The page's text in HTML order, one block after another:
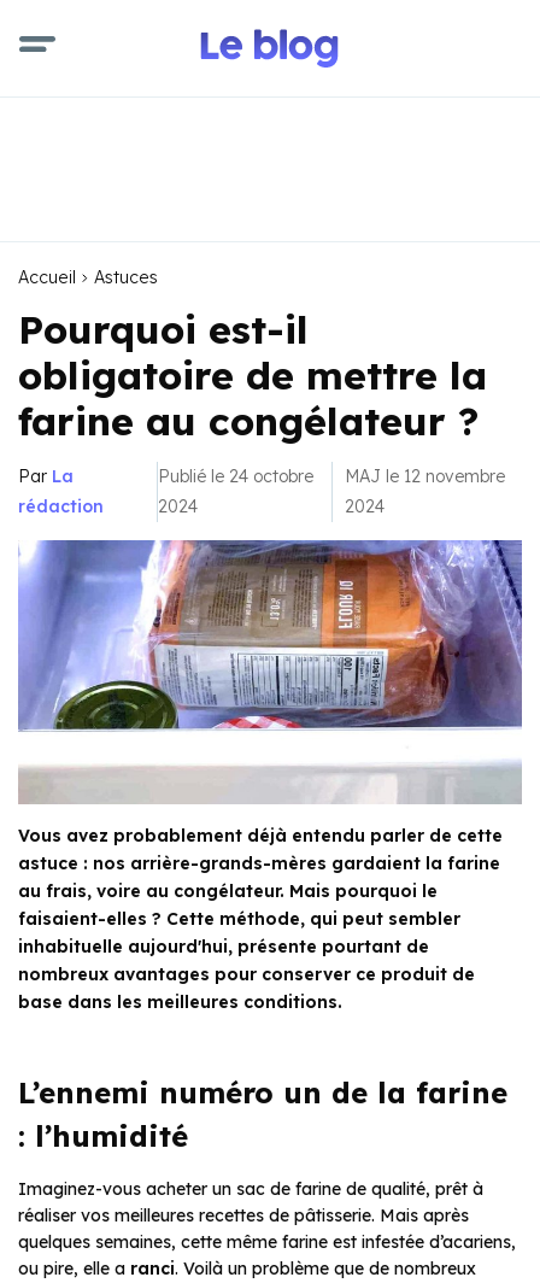
Accueil Astuces
Pourquoi est-il
obligatoire de mettre la
farine au congélateur ?
Par La
rédaction
Publié le 24 octobre
2024
MAJ le 12 novembre
2024
Vous avez probablement déjà entendu parler de cette
astuce : nos arrière-grands-mères gardaient la farine
au frais, voire au congélateur. Mais pourquoi le
faisaient-elles ? Cette méthode, qui peut sembler
inhabituelle aujourd'hui, présente pourtant de
nombreux avantages pour conserver ce produit de
base dans les meilleures conditions.
L’ennemi numéro un de la farine
: l’humidité
Imaginez-vous acheter un sac de farine de qualité, prêt à
réaliser vos meilleures recettes de pâtisserie. Mais après
quelques semaines, cette même farine est infestée d’acariens,
ou pire, elle a ranci. Voilà un problème que de nombreux